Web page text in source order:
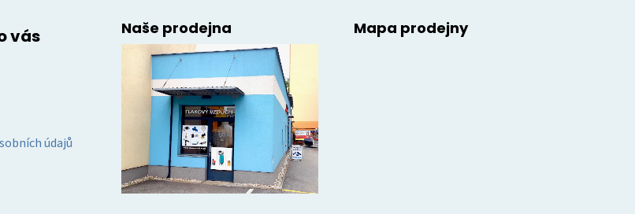
vás
údajů
Naše prodejna Mapa prodejny